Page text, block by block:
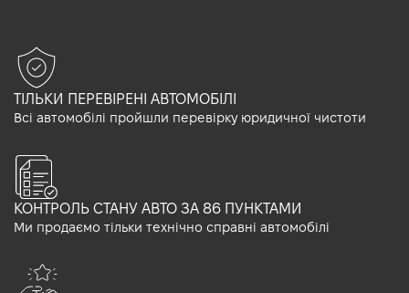
ТІЛЬКИ ПЕРЕВІРЕНІ АВТОМОБІЛІ
Всі автомобілі пройшли перевірку юридичної чистоти
КОНТРОЛЬ СТАНУ АВТО ЗА 86 ПУНКТАМИ
Ми продаємо тільки технічно справні автомобілі